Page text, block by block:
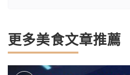
更多美食文章推薦